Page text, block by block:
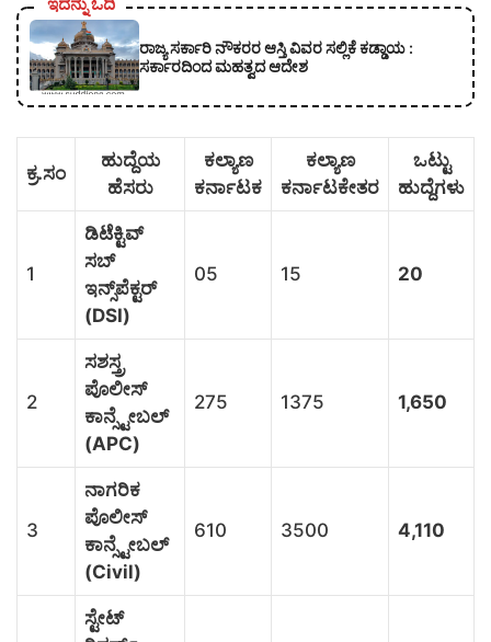
ರಾಜ್ಯ ಸರ್ಕಾರಿ ನೌಕರರ ಆಸ್ತಿ ವಿವರ ಸಲ್ಲಿಕೆ ಕಡ್ಡಾಯ :
ಸರ್ಕಾರದಿಂದ ಮಹತ್ವದ ಆದೇಶ
ಕ್ರ.ಸಂ
ಹುದ್ದೆಯ
ಹೆಸರು
ಕಲ್ಯಾಣ
ಕರ್ನಾಟಕ
ಕಲ್ಯಾಣ
ಕರ್ನಾಟಕೇತರ
ಒಟ್ಟು
ಹುದ್ದೆಗಳು
1
ಡಿಟೆಕ್ಟಿವ್
ಸಬ್
ಇನ್ಸ್‌ಪೆಕ್ಟರ್
(DSI)
05 15 20
2
ಸಶಸ್ತ್ರ
ಪೊಲೀಸ್
ಕಾನ್ಸ್ಟೇಬಲ್
(APC)
275 1375 1,650
3
ನಾಗರಿಕ
ಪೊಲೀಸ್
ಕಾನ್ಸ್ಟೇಬಲ್
(Civil)
610 3500 4,110
ಸ್ಟೇಟ್